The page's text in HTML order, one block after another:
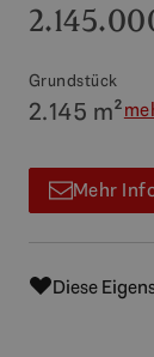
Grundstück
2.145 m²
Mehr
Diese